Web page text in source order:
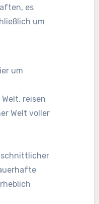
es
um
um
reisen
Welt voller